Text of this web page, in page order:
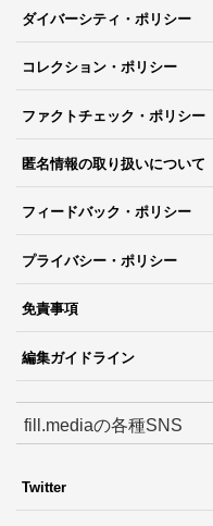
ダイバーシティ・ポリシー
コレクション・ポリシー
ファクトチェック・ポリシー
匿名情報の取り扱いについて
フィードバック・ポリシー
プライバシー・ポリシー
免責事項
編集ガイドライン
fill.mediaの各種SNS
Twitter